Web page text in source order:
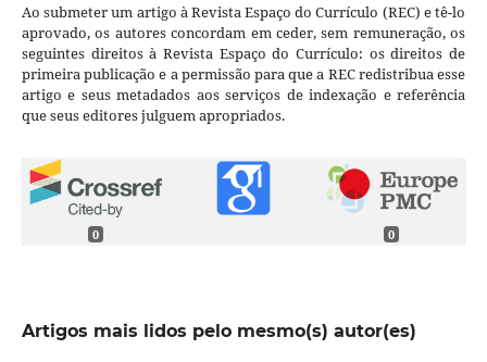
Ao submeter um artigo à Revista Espaço do Currículo (REC) e tê-lo
aprovado, os autores concordam em ceder, sem remuneração, os
seguintes direitos à Revista Espaço do Currículo: os direitos de
primeira publicação e a permissão para que a REC redistribua esse
artigo e seus metadados aos serviços de indexação e referência
que seus editores julguem apropriados.
0 0
Artigos mais lidos pelo mesmo(s) autor(es)